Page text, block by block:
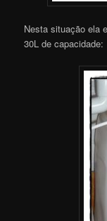
Nesta situação ela
30L de capacidade: